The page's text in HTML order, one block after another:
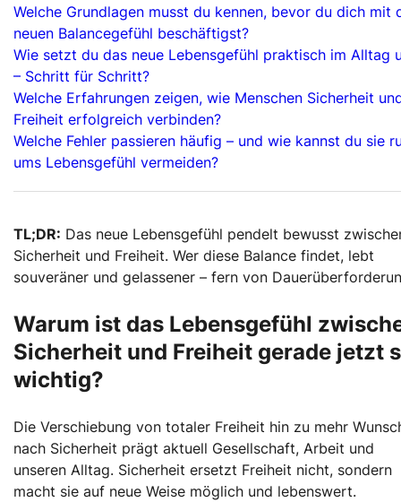
Welche Grundlagen musst du kennen, bevor du dich mit
neuen Balancegefühl beschäftigst?
Wie setzt du das neue Lebensgefühl praktisch im Alltag
– Schritt für Schritt?
Welche Erfahrungen zeigen, wie Menschen Sicherheit
Freiheit erfolgreich verbinden?
Welche Fehler passieren häufig – und wie kannst du sie
ums Lebensgefühl vermeiden?
TL;DR: Das neue Lebensgefühl pendelt bewusst
Sicherheit und Freiheit. Wer diese Balance findet, lebt
souveräner und gelassener – fern von
Warum ist das Lebensgefühl
Sicherheit und Freiheit gerade jetzt
wichtig?
Die Verschiebung von totaler Freiheit hin zu mehr
nach Sicherheit prägt aktuell Gesellschaft, Arbeit und
unseren Alltag. Sicherheit ersetzt Freiheit nicht, sondern
macht sie auf neue Weise möglich und lebenswert.